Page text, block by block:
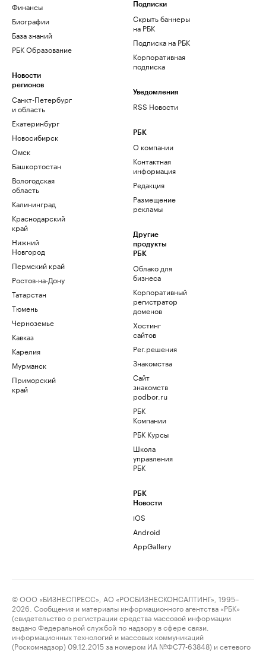
Финансы
Биографии
База знаний
РБК Образование
Новости
регионов
Санкт-Петербург
и область
Екатеринбург
Новосибирск
Омск
Башкортостан
Вологодская
область
Калининград
Краснодарский
край
Нижний
Новгород
Пермский край
Ростов-на-Дону
Татарстан
Тюмень
Черноземье
Кавказ
Карелия
Мурманск
Приморский
край
Подписки
Скрыть баннеры
на РБК
Подписка на РБК
Корпоративная
подписка
Уведомления
RSS Новости
РБК
О компании
Контактная
информация
Редакция
Размещение
рекламы
Другие
продукты
РБК
Облако для
бизнеса
Корпоративный
регистратор
доменов
Хостинг
сайтов
Рег.решения
Знакомства
Сайт
знакомств
podbor.ru
РБК
Компании
РБК Курсы
Школа
управления
РБК
РБК
Новости
iOS
Android
AppGallery
© ООО «БИЗНЕСПРЕСС», АО «РОСБИЗНЕСКОНСАЛТИНГ», 1995–
2026. Сообщения и материалы информационного агентства «РБК»
(свидетельство о регистрации средства массовой информации
выдано Федеральной службой по надзору в сфере связи,
информационных технологий и массовых коммуникаций
(Роскомнадзор) 09.12.2015 за номером ИА №ФС77-63848) и сетевого